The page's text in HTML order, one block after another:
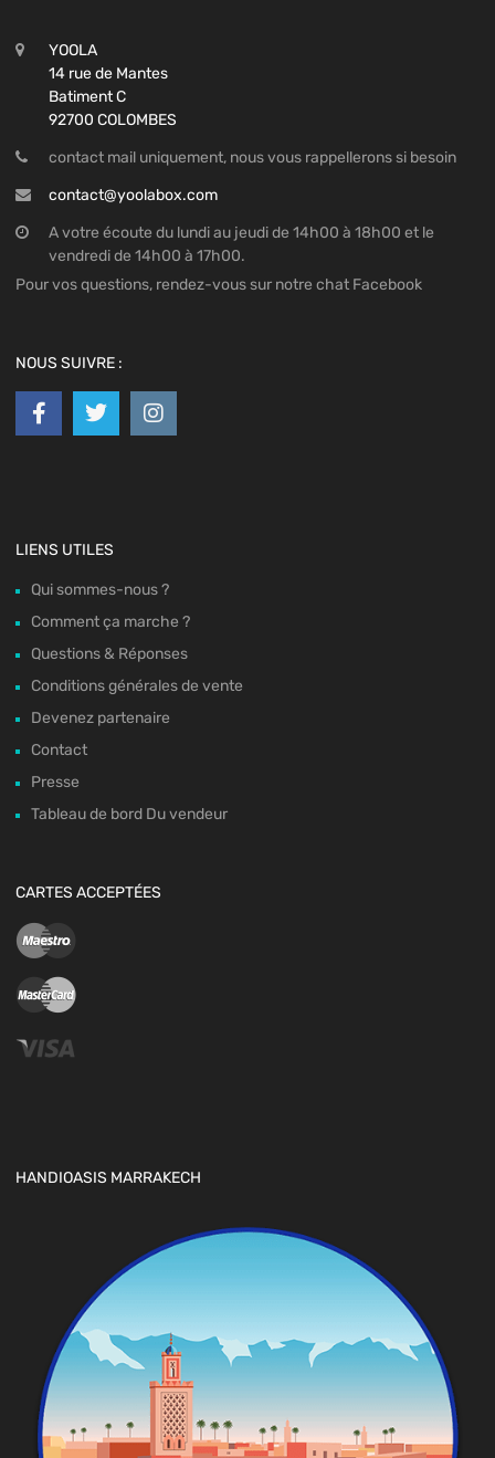
YOOLA
14 rue de Mantes
Batiment C
92700 COLOMBES
contact mail uniquement, nous vous rappellerons si besoin
contact@yoolabox.com
A votre écoute du lundi au jeudi de 14h00 à 18h00 et le
vendredi de 14h00 à 17h00.
Pour vos questions, rendez-vous sur notre chat Facebook
NOUS SUIVRE :
LIENS UTILES
Qui sommes-nous ?
Comment ça marche ?
Questions & Réponses
Conditions générales de vente
Devenez partenaire
Contact
Presse
Tableau de bord Du vendeur
CARTES ACCEPTÉES
HANDIOASIS MARRAKECH